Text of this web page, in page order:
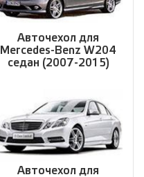
Авточехол для
Mercedes-Benz W204
седан (2007-2015)
Авточехол для